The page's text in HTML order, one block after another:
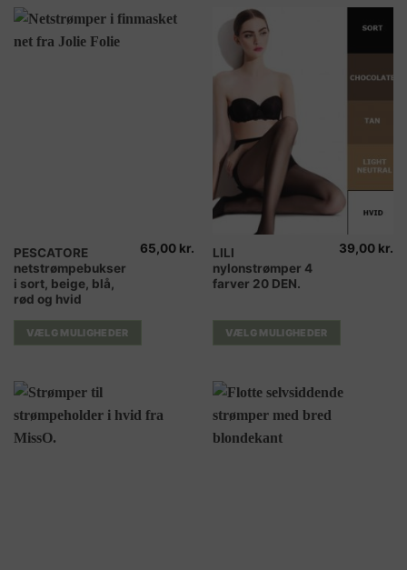
vælges
varesiden
vælges
varesiden
PESCATORE
netstrømpebukser
i sort, beige, blå,
rød og hvid
65,00 kr.
VÆLG MULIGHEDER
Dette
vare
har
flere
varianter.
Mulighederne
vælges
varesiden
LILI
nylonstrømper 4
farver 20 DEN.
39,00 kr.
VÆLG MULIGHEDER
Dette
vare
har
varianter.
Mulighederne
vælges
varesiden